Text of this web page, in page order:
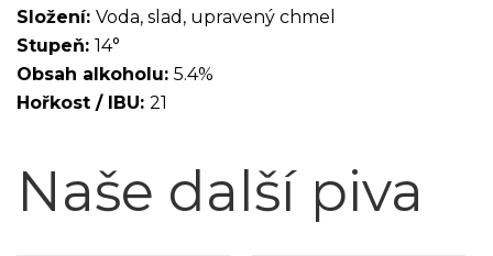
Složení: Voda, slad, upravený chmel
Stupeň: 14°
Obsah alkoholu: 5.4%
Hořkost / IBU: 21
Naše další piva